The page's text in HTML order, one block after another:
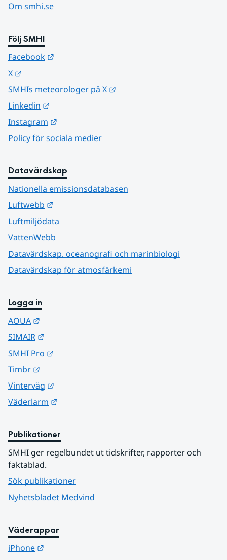
Om smhi.se
Följ SMHI
Facebook
X
SMHIs meteorologer på X
Linkedin
Instagram
Policy för sociala medier
Datavärdskap
Nationella emissionsdatabasen
Luftwebb
Luftmiljödata
VattenWebb
Datavärdskap, oceanografi och marinbiologi
Datavärdskap för atmosfärkemi
Logga in
AQUA
SIMAIR
SMHI Pro
Timbr
Vinterväg
Väderlarm
Publikationer
SMHI ger regelbundet ut tidskrifter, rapporter och
faktablad.
Sök publikationer
Nyhetsbladet Medvind
Väderappar
iPhone